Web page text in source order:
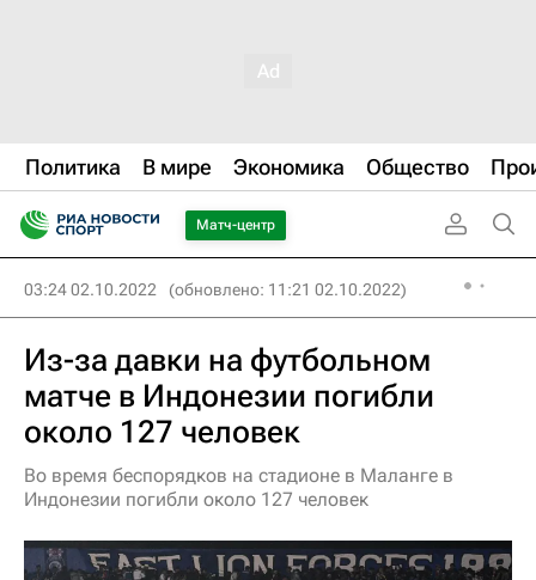
Политика В мире Экономика Общество
Матч-центр
03:24 02.10.2022 (обновлено: 11:21 02.10.2022)
Из-за давки на футбольном
матче в Индонезии погибли
около 127 человек
Во время беспорядков на стадионе в Маланге в
Индонезии погибли около 127 человек